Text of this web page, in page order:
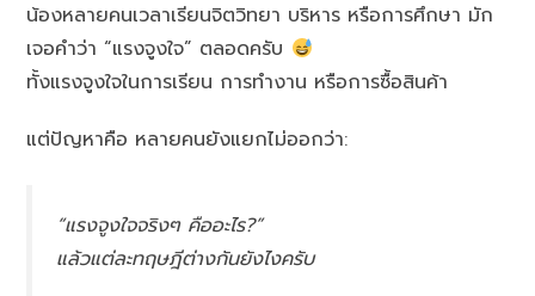
น้องหลายคนเวลาเรียนจิตวิทยา บริหาร หรือการศึกษา มัก
เจอคำว่า “แรงจูงใจ” ตลอดครับ
ทั้งแรงจูงใจในการเรียน การทำงาน หรือการซื้อสินค้า
แต่ปัญหาคือ หลายคนยังแยกไม่ออกว่า:
“แรงจูงใจจริงๆ คืออะไร?”
แล้วแต่ละทฤษฎีต่างกันยังไงครับ